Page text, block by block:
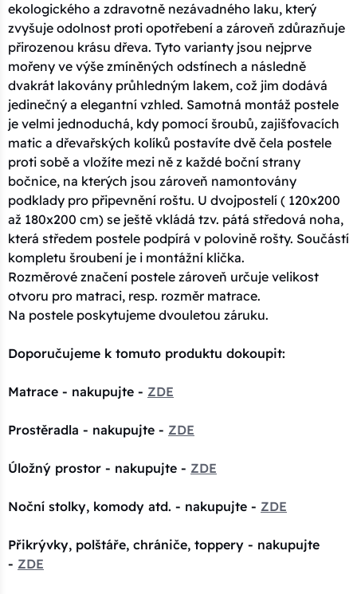
ekologického a zdravotně nezávadného laku, který
zvyšuje odolnost proti opotřebení a zároveň zdůrazňuje
přirozenou krásu dřeva. Tyto varianty jsou nejprve
mořeny ve výše zmíněných odstínech a následně
dvakrát lakovány průhledným lakem, což jim dodává
jedinečný a elegantní vzhled. Samotná montáž postele
je velmi jednoduchá, kdy pomocí šroubů, zajišťovacích
matic a dřevařských kolíků postavíte dvě čela postele
proti sobě a vložíte mezi ně z každé boční strany
bočnice, na kterých jsou zároveň namontovány
podklady pro připevnění roštu. U dvojpostelí ( 120x200
až 180x200 cm) se ještě vkládá tzv. pátá středová noha,
která středem postele podpírá v polovině rošty. Součástí
kompletu šroubení je i montážní klička.
Rozměrové značení postele zároveň určuje velikost
otvoru pro matraci, resp. rozměr matrace.
Na postele poskytujeme dvouletou záruku.
Doporučujeme k tomuto produktu dokoupit:
Matrace - nakupujte - ZDE
Prostěradla - nakupujte - ZDE
Úložný prostor - nakupujte - ZDE
Noční stolky, komody atd. - nakupujte - ZDE
Přikrývky, polštáře, chrániče, toppery - nakupujte
- ZDE